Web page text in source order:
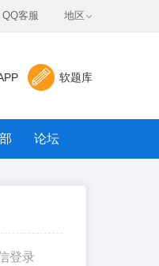
QQ客服 地区
软题库
论坛
登录